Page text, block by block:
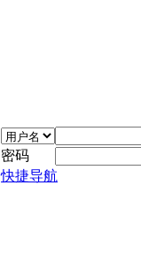
密码
快捷导航